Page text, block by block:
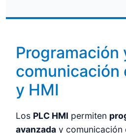
Programación
comunicación
y HMI
Los PLC HMI permiten
avanzada y comunicación